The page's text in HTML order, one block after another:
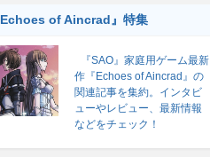
of Aincrad』特集
『SAO』家庭用ゲーム最新
作『Echoes of Aincrad』の
関連記事を集約。インタビ
ューやレビュー、最新情報
などをチェック！